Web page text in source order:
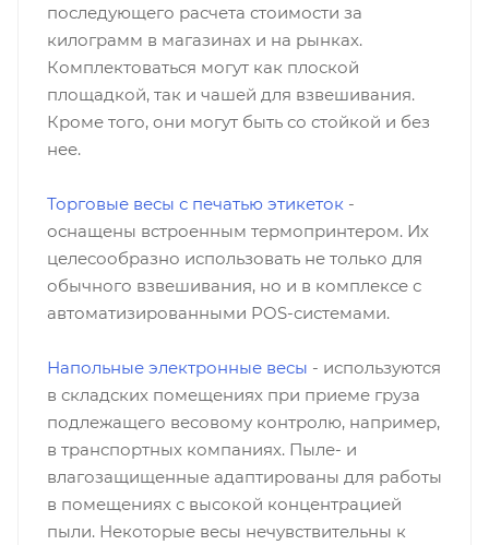
последующего расчета стоимости за
килограмм в магазинах и на рынках.
Комплектоваться могут как плоской
площадкой, так и чашей для взвешивания.
Кроме того, они могут быть со стойкой и без
нее.
Торговые весы с печатью этикеток -
оснащены встроенным термопринтером. Их
целесообразно использовать не только для
обычного взвешивания, но и в комплексе с
автоматизированными POS-системами.
Напольные электронные весы - используются
в складских помещениях при приеме груза
подлежащего весовому контролю, например,
в транспортных компаниях. Пыле- и
влагозащищенные адаптированы для работы
в помещениях с высокой концентрацией
пыли. Некоторые весы нечувствительны к